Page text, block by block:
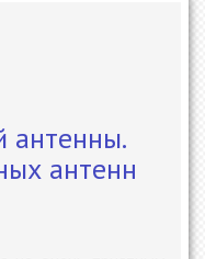
антенны.
антенн